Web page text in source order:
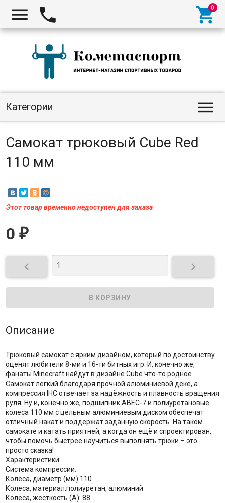
  
Категории 
Самокат трюковый Cube Red
110 мм
Этот товар временно недоступен для заказа
0 ₽
 
Описание
Трюковый самокат с ярким дизайном, который по достоинству
оценят любители 8-ми и 16-ти битных игр. И, конечно же,
фанаты Minecraft найдут в дизайне Cube что-то родное.
Самокат лёгкий благодаря прочной алюминиевой деке, а
компрессия IHC отвечает за надёжность и плавность вращения
руля. Ну и, конечно же, подшипник ABEC-7 и полиуретановые
колеса 110 мм с цельным алюминиевым диском обеспечат
отличный накат и поддержат заданную скорость. На таком
самокате и катать приятней, а когда он ещё и спроектирован,
чтобы помочь быстрее научиться выполнять трюки – это
просто сказка!
Характеристики:
Система компрессии:
Колеса, диаметр (мм):110
Колеса, материал:полиуретан, алюминий
Колеса, жесткость (А): 88